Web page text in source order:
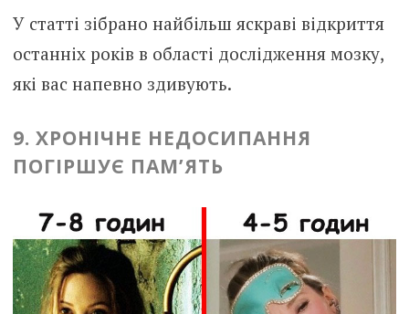
У статті зібрано найбільш яскраві відкриття
останніх років в області дослідження мозку,
які вас напевно здивують.
9. ХРОНІЧНЕ НЕДОСИПАННЯ
ПОГІРШУЄ ПАМ’ЯТЬ